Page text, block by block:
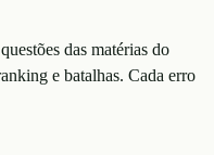
das matérias do
e batalhas. Cada erro